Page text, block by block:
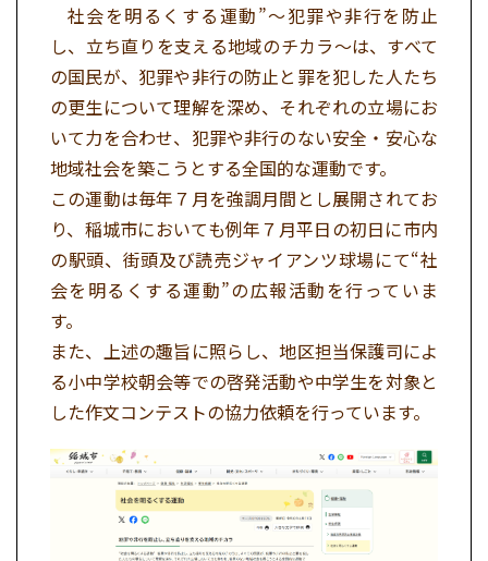
社会を明るくする運動”～犯罪や非行を防止
し、立ち直りを支える地域のチカラ～は、すべて
の国民が、犯罪や非行の防止と罪を犯した人たち
の更生について理解を深め、それぞれの立場にお
いて力を合わせ、犯罪や非行のない安全・安心な
地域社会を築こうとする全国的な運動です。
この運動は毎年７月を強調月間とし展開されてお
り、稲城市においても例年７月平日の初日に市内
の駅頭、街頭及び読売ジャイアンツ球場にて“社
会を明るくする運動”の広報活動を行っていま
す。
また、上述の趣旨に照らし、地区担当保護司によ
る小中学校朝会等での啓発活動や中学生を対象と
した作文コンテストの協力依頼を行っています。